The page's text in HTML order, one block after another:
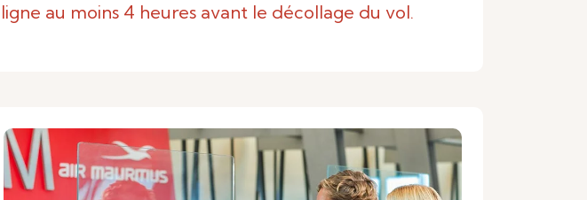
ligne au moins 4 heures avant le décollage du vol.